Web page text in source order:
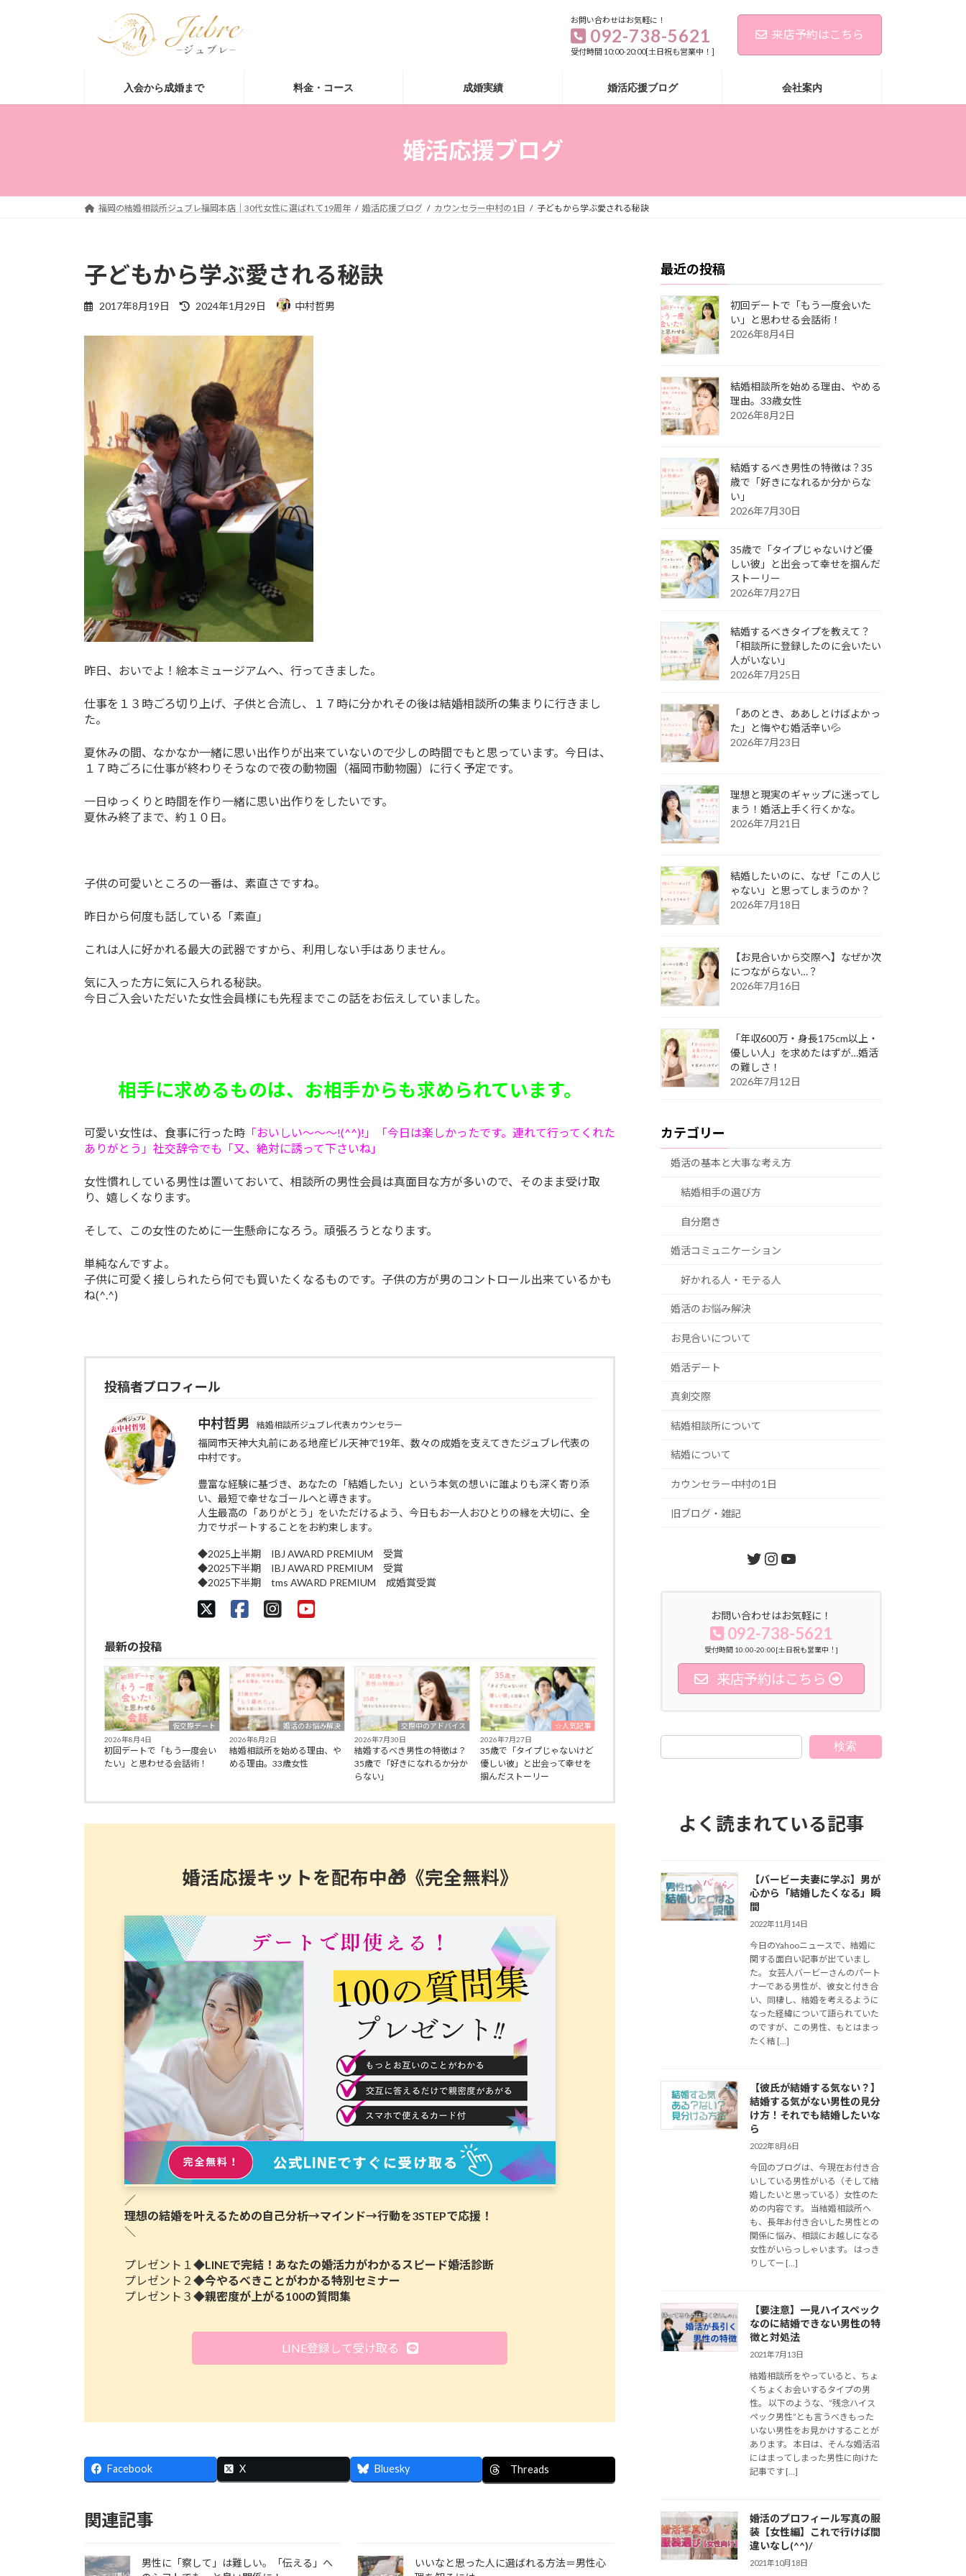
お問い合わせはお気軽に！
092-738-5621
受付時間 10:00-20:00[土日祝も営業中！]
来店予約はこちら
入会から成婚まで 料金・コース 成婚実績 婚活応援ブログ 会社案内
婚活応援ブログ
福岡の結婚相談所ジュブレ福岡本店｜30代女性に選ばれて19周年 婚活応援ブログ カウンセラー中村の1日 子どもから学ぶ愛される秘訣
子どもから学ぶ愛される秘訣
2017年8月19日
最
新
時
:
2024年1月29日 中村哲男
昨日、おいでよ！絵本ミュージアムへ、行ってきました。
仕事を１３時ごろ切り上げ、子供と合流し、１７時に分かれその後は結婚相談所の集まりに行きまし
た。
夏休みの間、なかなか一緒に思い出作りが出来ていないので少しの時間でもと思っています。今日は、
１７時ごろに仕事が終わりそうなので夜の動物園（福岡市動物園）に行く予定です。
一日ゆっくりと時間を作り一緒に思い出作りをしたいです。
夏休み終了まで、約１０日。
子供の可愛いところの一番は、素直さですね。
昨日から何度も話している「素直」
これは人に好かれる最大の武器ですから、利用しない手はありません。
気に入った方に気に入られる秘訣。
今日ご入会いただいた女性会員様にも先程までこの話をお伝えしていました。
相手に求めるものは、お相手からも求められています。
可愛い女性は、食事に行った時 「おいしい～～～!(^^)!」「今日は楽しかったです。連れて行ってくれた
ありがとう」社交辞令でも「又、絶対に誘って下さいね」
女性慣れしている男性は置いておいて、相談所の男性会員は真面目な方が多いので、そのまま受け取
り、嬉しくなります。
そして、この女性のために一生懸命になろう。頑張ろうとなります。
単純なんですよ。
子供に可愛く接しられたら何でも買いたくなるものです。子供の方が男のコントロール出来ているかも
ね(^.^)
投稿者プロフィール
中村哲男 結婚相談所ジュブレ代表カウンセラー
福岡市天神大丸前にある地産ビル天神で19年、数々の成婚を支えてきたジュブレ代表の
中村です。
豊富な経験に基づき、あなたの「結婚したい」という本気の想いに誰よりも深く寄り添
い、最短で幸せなゴールへと導きます。
人生最高の「ありがとう」をいただけるよう、今日もお一人おひとりの縁を大切に、全
力でサポートすることをお約束します。
◆2025上半期 IBJ AWARD PREMIUM 受賞
◆2025下半期 IBJ AWARD PREMIUM 受賞
◆2025下半期 tms AWARD PREMIUM 成婚賞受賞
最新の投稿
仮交際デート
2026年8月4日
初回デートで「もう一度会い
たい」と思わせる会話術！
婚活のお悩み解決
2026年8月2日
結婚相談所を始める理由、や
める理由。33歳女性
交際中のアドバイス
2026年7月30日
結婚するべき男性の特徴は？
35歳で「好きになれるか分か
らない」
☆人気記事
2026年7月27日
35歳で「タイプじゃないけど
優しい彼」と出会って幸せを
掴んだストーリー
婚活応援キットを配布中🎁《完全無料》
／
理想の結婚を叶えるための自己分析→マインド→行動を3STEPで応援！
＼
プレゼント１◆LINEで完結！あなたの婚活力がわかるスピード婚活診断
プレゼント２◆今やるべきことがわかる特別セミナー
プレゼント３◆親密度が上がる100の質問集
LINE登録して受け取る
Facebook X Bluesky Threads
関連記事
男性に「察して」は難しい。「伝える」へ
いいなと思った人に選ばれる方法＝男性心
最近の投稿
初回デートで「もう一度会いた
い」と思わせる会話術！
2026年8月4日
結婚相談所を始める理由、やめる
理由。33歳女性
2026年8月2日
結婚するべき男性の特徴は？35
歳で「好きになれるか分からな
い」
2026年7月30日
35歳で「タイプじゃないけど優
しい彼」と出会って幸せを掴んだ
ストーリー
2026年7月27日
結婚するべきタイプを教えて？
「相談所に登録したのに会いたい
人がいない」
2026年7月25日
「あのとき、ああしとけばよかっ
た」と悔やむ婚活辛い💦
2026年7月23日
理想と現実のギャップに迷ってし
まう！婚活上手く行くかな。
2026年7月21日
結婚したいのに、なぜ「この人じ
ゃない」と思ってしまうのか？
2026年7月18日
【お見合いから交際へ】なぜか次
につながらない…？
2026年7月16日
「年収600万・身長175cm以上・
優しい人」を求めたはずが…婚活
の難しさ！
2026年7月12日
カテゴリー
婚活の基本と大事な考え方
結婚相手の選び方
自分磨き
婚活コミュニケーション
好かれる人・モテる人
婚活のお悩み解決
お見合いについて
婚活デート
真剣交際
結婚相談所について
結婚について
カウンセラー中村の1日
旧ブログ・雑記
Twitter
Instagram
YouTube
お問い合わせはお気軽に！
092-738-5621
受付時間 10:00-20:00[土日祝も営業中！]
来店予約はこちら
検索
よく読まれている記事
【バービー夫妻に学ぶ】男が
心から「結婚したくなる」瞬
間
2022年11月14日
今日のYahooニュースで、結婚に
関する面白い記事が出ていまし
た。 女芸人バービーさんのパート
ナーである男性が、彼女と付き合
い、同棲し、結婚を考えるように
なった経緯について語られていた
のですが、この男性、もとはまっ
たく結 […]
【彼氏が結婚する気ない？】
結婚する気がない男性の見分
け方！それでも結婚したいな
ら
2022年8月6日
今回のブログは、今現在お付き合
いしている男性がいる（そして結
婚したいと思っている）女性のた
めの内容です。 当結婚相談所へ
も、長年お付き合いした男性との
関係に悩み、相談にお越しになる
女性がいらっしゃいます。 はっき
りしてー […]
【要注意】一見ハイスペック
なのに結婚できない男性の特
徴と対処法
2021年7月13日
結婚相談所をやっていると、ちょ
くちょくお会いするタイプの男
性。 以下のような、”残念ハイス
ペック男性”とも言うべきもった
いない男性をお見かけすることが
あります。 本日は、そんな婚活沼
にはまってしまった男性に向けた
記事です […]
婚活のプロフィール写真の服
装【女性編】これで行けば間
違いなし(^^)/
2021年10月18日